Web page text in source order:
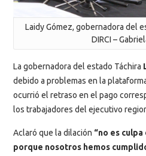
Laidy Gómez, gobernadora del
DIRCI –
La gobernadora del estado Táchira
debido a problemas en la
ocurrió el retraso en el pago
los trabajadores del ejecutivo
Aclaró que la dilación “no es
porque nosotros hemos